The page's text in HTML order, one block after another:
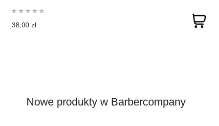
38,00 zł
Nowe produkty w Barbercompany